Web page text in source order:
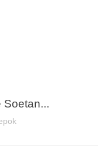
Soetan...